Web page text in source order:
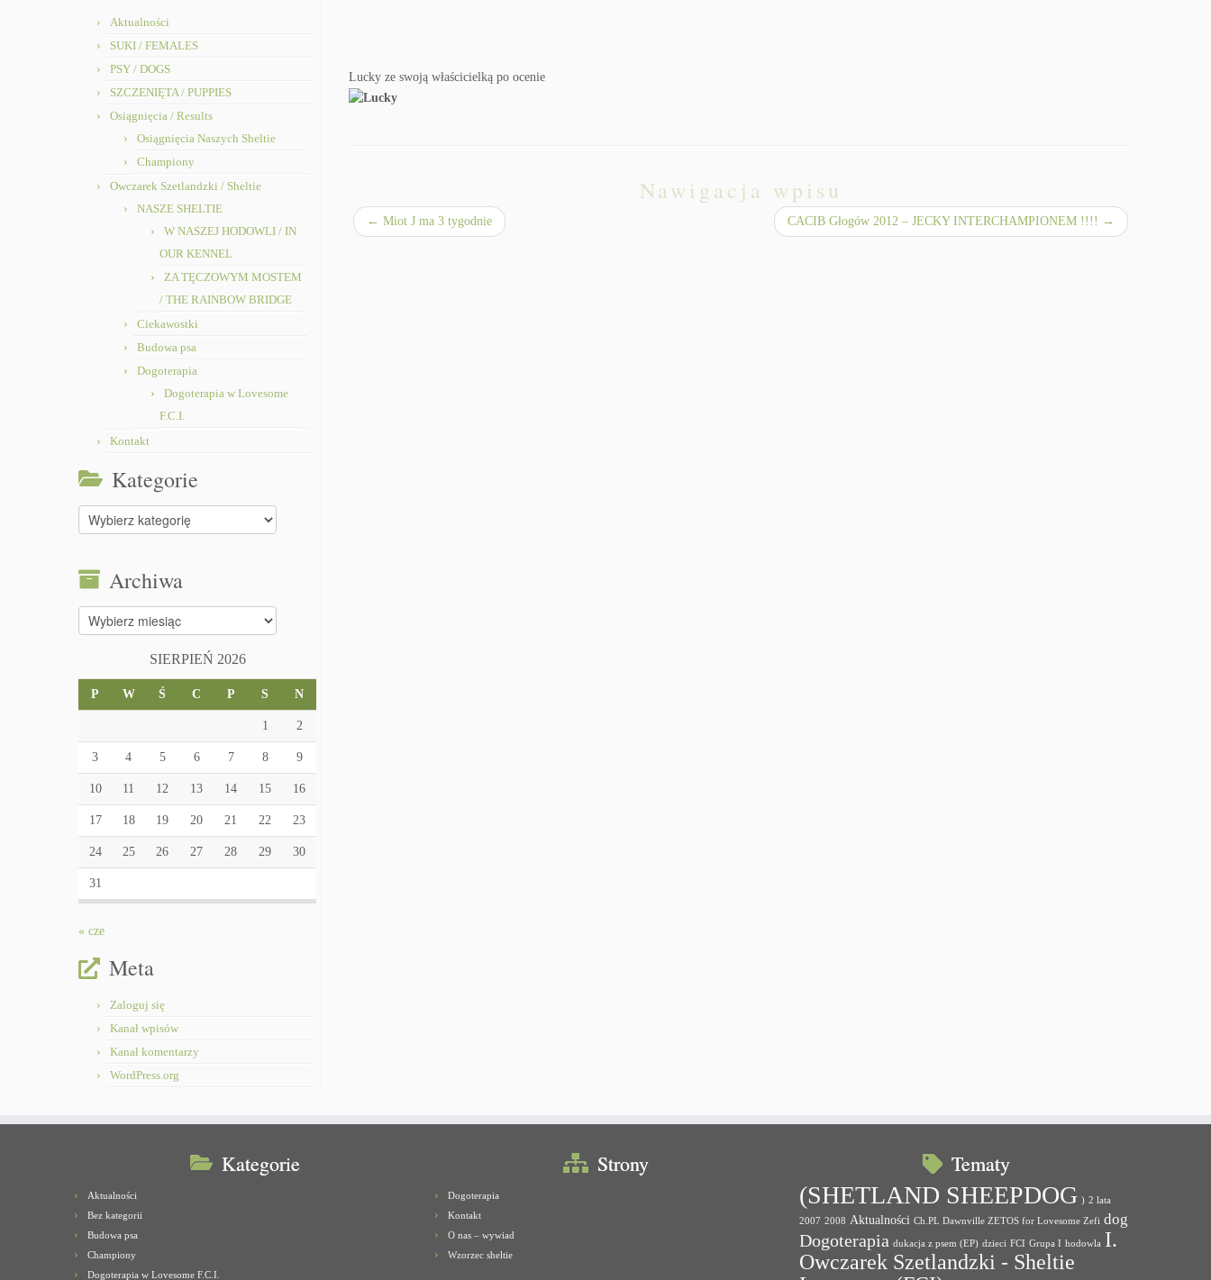
Aktualności
SUKI / FEMALES
PSY / DOGS
SZCZENIĘTA / PUPPIES
Osiągnięcia / Results
Osiągnięcia Naszych Sheltie
Championy
Owczarek Szetlandzki / Sheltie
NASZE SHELTIE
W NASZEJ HODOWLI / IN
OUR KENNEL
ZA TĘCZOWYM MOSTEM
/ THE RAINBOW BRIDGE
Ciekawostki
Budowa psa
Dogoterapia
Dogoterapia w Lovesome
F.C.I.
Kontakt
Kategorie
Kategorie
Archiwa
Archiwa
SIERPIEŃ 2026
P W Ś C P S N
1 2
3 4 5 6 7 8 9
10 11 12 13 14 15 16
17 18 19 20 21 22 23
24 25 26 27 28 29 30
31
« cze
Meta
Zaloguj się
Kanał wpisów
Kanał komentarzy
WordPress.org
Lucky ze swoją właścicielką po ocenie
Nawigacja wpisu
← Miot J ma 3 tygodnie CACIB Głogów 2012 – JECKY INTERCHAMPIONEM !!!! →
Kategorie
Aktualności
Bez kategorii
Budowa psa
Championy
Dogoterapia w Lovesome F.C.I.
Strony
Dogoterapia
Kontakt
O nas – wywiad
Wzorzec sheltie
Tematy
(SHETLAND SHEEPDOG ) 2 lata
2007 2008 Aktualności Ch.PL Dawnville ZETOS for Lovesome Zefi dog
Dogoterapia dukacja z psem (EP) dzieci FCI Grupa I hodowla I.
Owczarek Szetlandzki - Sheltie